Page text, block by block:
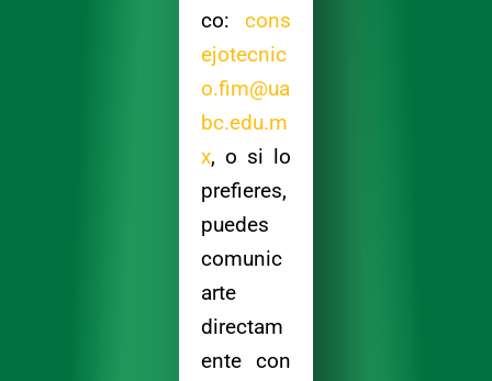
co:cons
ejotecnic
o.fim@ua
bc.edu.m
x, o si lo
prefieres,
puedes
comunic
arte
directam
ente con